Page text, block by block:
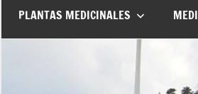
PLANTAS MEDICINALES